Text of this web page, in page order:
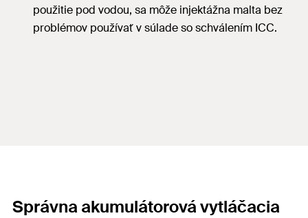
použitie pod vodou, sa môže injektážna malta bez
problémov používať v súlade so schválením ICC.
Správna akumulátorová vytláčacia